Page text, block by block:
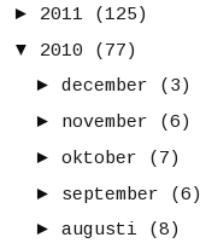
► 2011
(125)
▼
2010
(77)
► december
(3)
► november
(6)
► oktober
(7)
► september
(6)
► augusti
(8)